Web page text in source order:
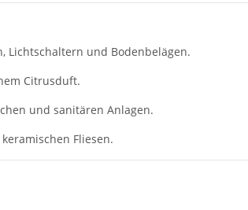
Lichtschaltern und Bodenbelägen.
Citrusduft.
und sanitären Anlagen.
Fliesen.